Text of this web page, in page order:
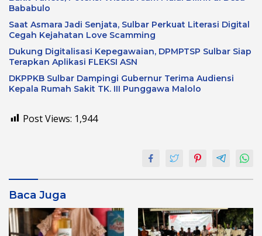
Bababulo
Saat Asmara Jadi Senjata, Sulbar Perkuat Literasi Digital
Cegah Kejahatan Love Scamming
Dukung Digitalisasi Kepegawaian, DPMPTSP Sulbar Siap
Terapkan Aplikasi FLEKSI ASN
DKPPKB Sulbar Dampingi Gubernur Terima Audiensi
Kepala Rumah Sakit TK. III Punggawa Malolo
Post Views: 1,944
Baca Juga